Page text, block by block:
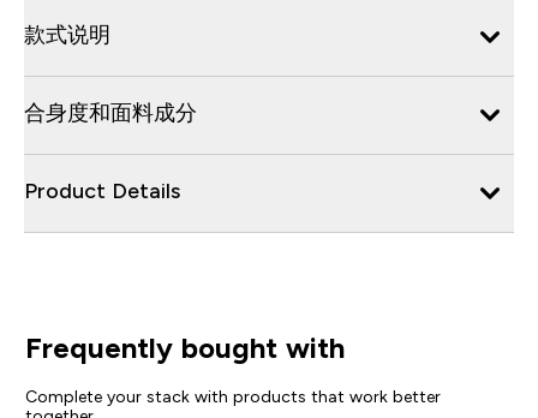
款式说明
合身度和面料成分
Product Details
Frequently bought with
Complete your stack with products that work better